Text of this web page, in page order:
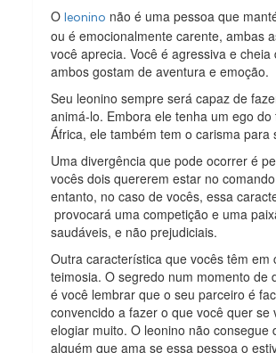
Oleonino não é uma pessoa que
ou é emocionalmente carente, ambas
você aprecia. Você é agressiva e cheia
ambos gostam de aventura e emoção.
Seu leonino sempre será capaz de
animá-lo. Embora ele tenha um ego
África, ele também tem o carisma para
Uma divergência que pode ocorrer é
vocês dois quererem estar no
entanto, no caso de vocês, essa
provocará uma competição e uma
saudáveis, e não prejudiciais.
Outra característica que vocês têm em
teimosia. O segredo num momento de
é você lembrar que o seu parceiro é
convencido a fazer o que você quer se
elogiar muito. O leonino não consegue
alguém que ama se essa pessoa o